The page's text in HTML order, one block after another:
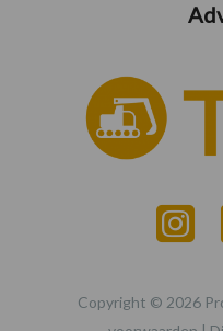
Copyright © 2026